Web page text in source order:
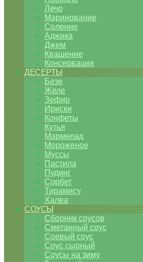
Лечо
Маринование
Соление
Аджика
Джем
Квашение
Консервация
ДЕСЕРТЫ
Безе
Желе
Зефир
Ириски
Конфеты
Кутья
Мармелад
Мороженое
Муссы
Пастила
Пудинг
Сорбет
Тирамису
Халва
СОУСЫ
Сборник соусов
Сметанный соус
Соевый соус
Соус сырный
Соусы на зиму